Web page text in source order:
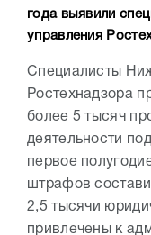
года выявили
управления
Специалисты
Ростехнадзора
более 5 тысяч
деятельности
первое
штрафов
2,5 тысячи
привлечены к